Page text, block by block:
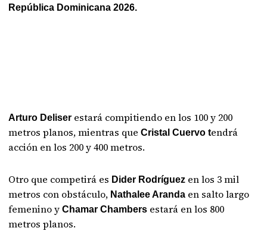
República Dominicana 2026.
Arturo Deliser estará compitiendo en los 100 y 200
metros planos, mientras queCristal Cuervo tendrá
acción en los 200 y 400 metros.
Otro que competirá es Dider Rodríguez en los 3 mil
metros con obstáculo, Nathalee Aranda en salto largo
femenino yChamar Chambers estará en los 800
metros planos.